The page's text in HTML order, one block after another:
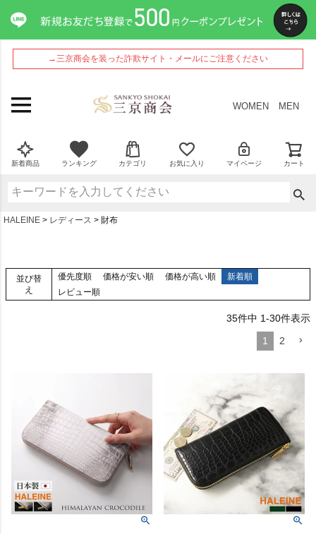
→三京商会を装った詐欺サイト・メールにご注意ください
WOMEN MEN
新着商品 ランキング カテゴリ お気に入り マイページ カート
HALEINE レディース 財布
並び替
え
優先度順 価格が安い順 価格が高い順
新着順
レビュー順
35件中 1-30件表示
1
2